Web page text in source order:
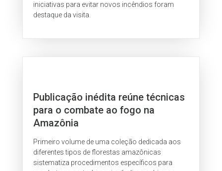
iniciativas para evitar novos incêndios foram
destaque da visita.
Publicação inédita reúne técnicas
para o combate ao fogo na
Amazônia
Primeiro volume de uma coleção dedicada aos
diferentes tipos de florestas amazônicas
sistematiza procedimentos específicos para